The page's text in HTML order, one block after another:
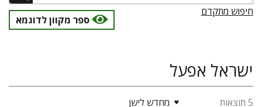
חיפוש מתקדם
ספר מקוון לדוגמא
ישראל אפעל
5 תוצאות מחדש לישן